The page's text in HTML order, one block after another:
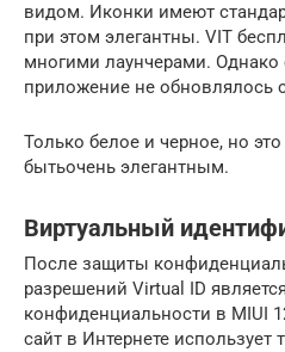
видом. Иконки имеют
при этом элегантны. VIT
многими лаунчерами. Однако
приложение не обновлялось
Только белое и черное, но
бытьочень элегантным.
Виртуальный
После защиты
разрешений Virtual ID
конфиденциальности в MIUI
сайт в Интернете